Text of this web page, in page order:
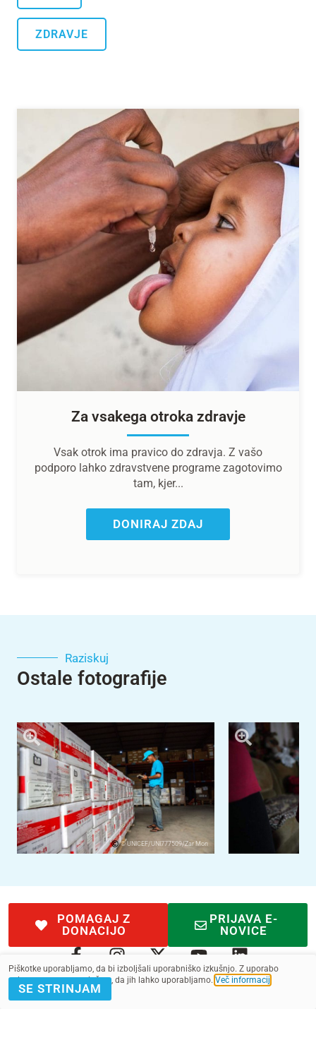
ZDRAVJE
Za vsakega otroka zdravje
Vsak otrok ima pravico do zdravja. Z vašo
podporo lahko zdravstvene programe zagotovimo
tam, kjer...
DONIRAJ ZDAJ
Raziskuj
Ostale fotografije
© UNICEF/UNI777509/Zar Mon
POMAGAJ Z
DONACIJO
PRIJAVA E-
NOVICE
Piškotke uporabljamo, da bi izboljšali uporabniško izkušnjo. Z uporabo
spletnega mesta soglašate, da jih lahko uporabljamo. Več informacij
SE STRINJAM